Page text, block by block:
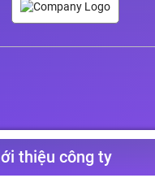
NGHIỆP
thiệu công ty